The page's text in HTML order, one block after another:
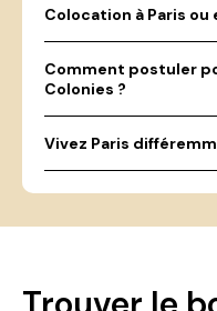
Colocation à Paris ou
Comment postuler
Colonies ?
Vivez Paris